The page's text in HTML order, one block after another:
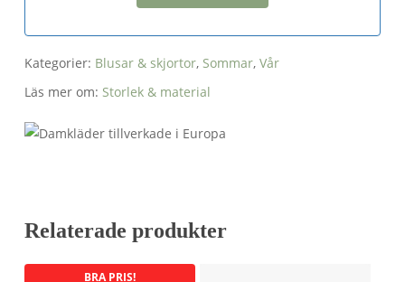
Kategorier: Blusar & skjortor, Sommar, Vår
Läs mer om: Storlek & material
Relaterade produkter
BRA PRIS!